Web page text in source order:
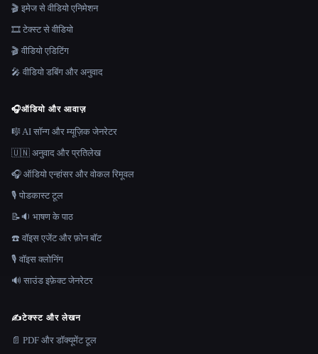
🎬 इमेज से वीडियो एनिमेशन
🎞️ टेक्स्ट से वीडियो
🎬 वीडियो एडिटिंग
🎤 वीडियो डबिंग और अनुवाद
🎧ऑडियो और आवाज़
🎼 AI सॉन्ग और म्यूज़िक जेनरेटर
🇺🇳 अनुवाद और प्रतिलेख
🎧 ऑडियो एन्हांसर और वोकल रिमूवल
🎙️ पोडकास्ट टूल
📝🔉 भाषण के पाठ
☎️ वॉइस एजेंट और फ़ोन बॉट
🎙️ वॉइस क्लोनिंग
🔊 साउंड इफ़ेक्ट जेनरेटर
✍️टेक्स्ट और लेखन
📄 PDF और डॉक्यूमेंट टूल